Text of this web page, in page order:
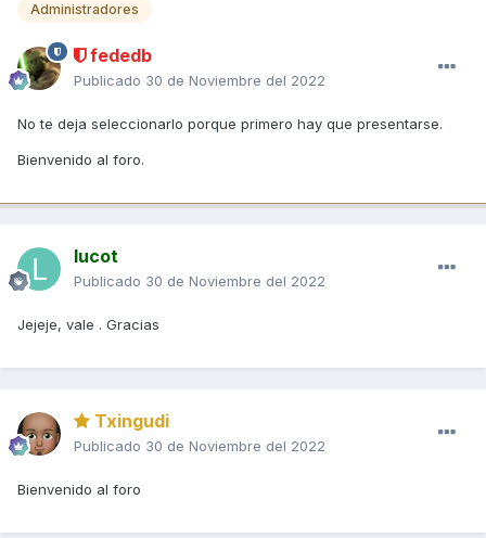
Administradores
fededb
Publicado 30 de Noviembre del 2022
No te deja seleccionarlo porque primero hay que presentarse.
Bienvenido al foro.
lucot
Publicado 30 de Noviembre del 2022
Jejeje, vale . Gracias
Txingudi
Publicado 30 de Noviembre del 2022
Bienvenido al foro